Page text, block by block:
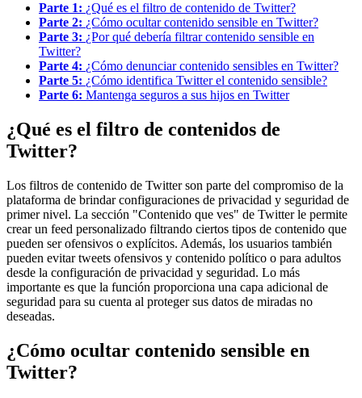
Parte 1: ¿Qué es el filtro de contenido de Twitter?
Parte 2: ¿Cómo ocultar contenido sensible en Twitter?
Parte 3: ¿Por qué debería filtrar contenido sensible en
Twitter?
Parte 4: ¿Cómo denunciar contenido sensibles en Twitter?
Parte 5: ¿Cómo identifica Twitter el contenido sensible?
Parte 6: Mantenga seguros a sus hijos en Twitter
¿Qué es el filtro de contenidos de
Twitter?
Los filtros de contenido de Twitter son parte del compromiso de la
plataforma de brindar configuraciones de privacidad y seguridad de
primer nivel. La sección "Contenido que ves" de Twitter le permite
crear un feed personalizado filtrando ciertos tipos de contenido que
pueden ser ofensivos o explícitos. Además, los usuarios también
pueden evitar tweets ofensivos y contenido político o para adultos
desde la configuración de privacidad y seguridad. Lo más
importante es que la función proporciona una capa adicional de
seguridad para su cuenta al proteger sus datos de miradas no
deseadas.
¿Cómo ocultar contenido sensible en
Twitter?